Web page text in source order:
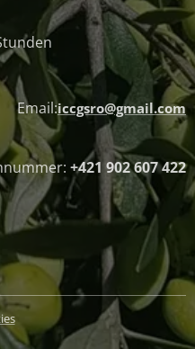
Email:iccgsro@gmail.com
+421 902 607 422